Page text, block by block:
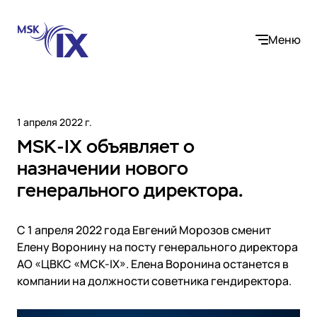
Меню
Компания
О нас
Контакты
Вакансии
Услуги
Internet Exchange
Instanet
Медиалогистика
DNS
Решения
Операторы связи и контент-провайдеры
1 апреля 2022 г.
MSK-IX объявляет о
назначении нового
генерального директора.
С 1 апреля 2022 года Евгений Морозов сменит
Елену Воронину на посту генерального директора
АО «ЦВКС «МСК-IX». Елена Воронина останется в
компании на должности советника гендиректора.